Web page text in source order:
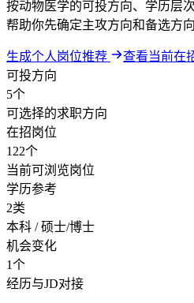
按动物医学的可投方向、学历层
帮助你先确定主攻方向和备选方向
生成个人岗位推荐
查看当前在
可投方向
5个
可选择的求职方向
在招岗位
122个
当前可浏览岗位
学历参考
2类
本科 / 硕士/博士
机会变化
1个
经历与JD对接